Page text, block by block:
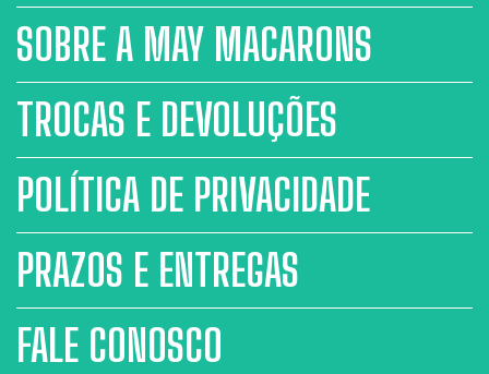
SOBRE A MAY MACARONS
TROCAS E DEVOLUÇÕES
POLÍTICA DE PRIVACIDADE
PRAZOS E ENTREGAS
FALE CONOSCO